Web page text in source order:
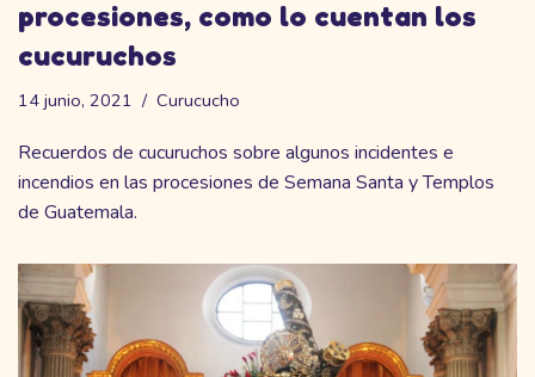
procesiones, como lo cuentan los
cucuruchos
14 junio, 2021 Curucucho
Recuerdos de cucuruchos sobre algunos incidentes e
incendios en las procesiones de Semana Santa y Templos
de Guatemala.